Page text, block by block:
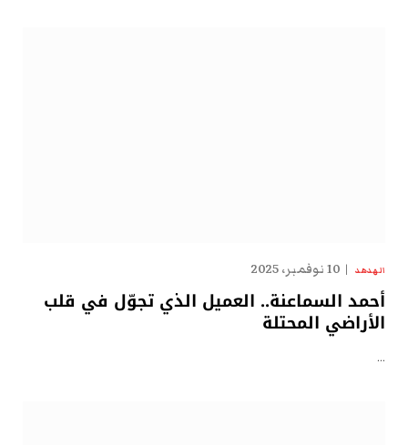
الهدهد 10 نوفمبر، 2025
أحمد السماعنة.. العميل الذي تجوّل في قلب
الأراضي المحتلة
…